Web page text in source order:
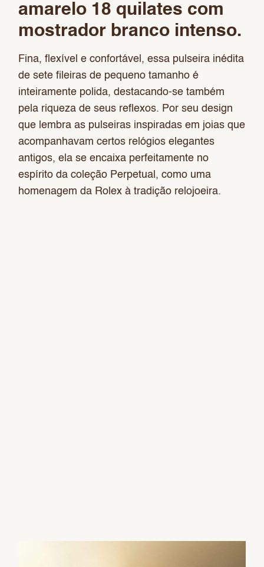
amarelo 18 quilates com
mostrador branco intenso.
Fina, flexível e confortável, essa pulseira inédita
de sete fileiras de pequeno tamanho é
inteiramente polida, destacando-se também
pela riqueza de seus reflexos. Por seu design
que lembra as pulseiras inspiradas em joias que
acompanhavam certos relógios elegantes
antigos, ela se encaixa perfeitamente no
espírito da coleção Perpetual, como uma
homenagem da Rolex à tradição relojoeira.